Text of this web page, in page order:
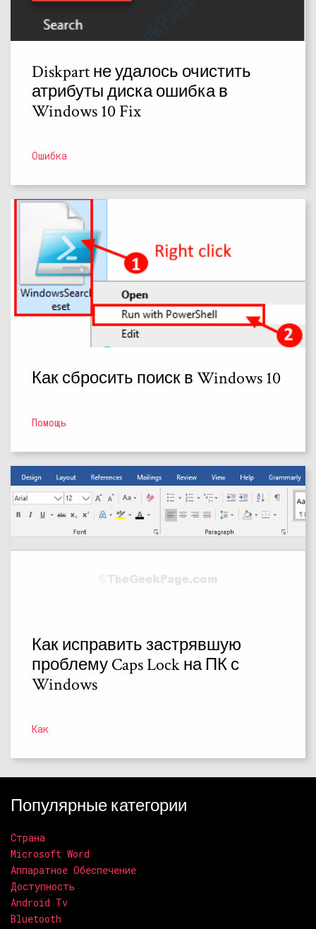
Diskpart не удалось очистить
атрибуты диска ошибка в
Windows 10 Fix
Ошибка
Как сбросить поиск в Windows 10
Помощь
Как исправить застрявшую
проблему Caps Lock на ПК с
Windows
Как
Популярные категории
Страна
Microsoft Word
Аппаратное Обеспечение
Доступность
Android Tv
Bluetooth